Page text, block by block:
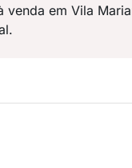
venda em Vila